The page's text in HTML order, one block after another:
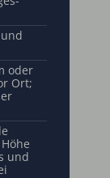
oder
Ort;
und